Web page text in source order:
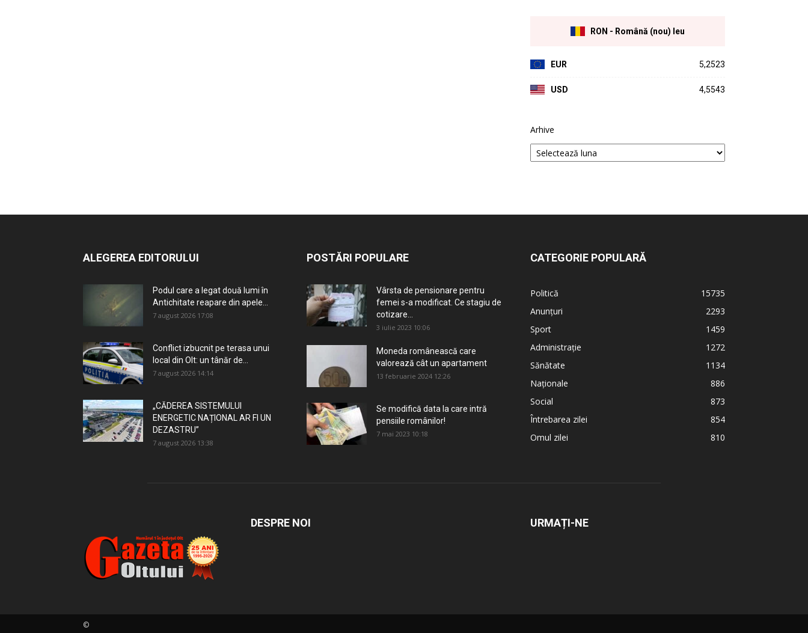
RON - Română (nou) leu
EUR 5,2523
USD 4,5543
Arhive
ALEGEREA EDITORULUI
Podul care a legat două lumi în
Antichitate reapare din apele...
7 august 2026 17:08
Conflict izbucnit pe terasa unui
local din Olt: un tânăr de...
7 august 2026 14:14
„CĂDEREA SISTEMULUI
ENERGETIC NAȚIONAL AR FI UN
DEZASTRU”
7 august 2026 13:38
POSTĂRI POPULARE
Vârsta de pensionare pentru
femei s-a modificat. Ce stagiu de
cotizare...
3 iulie 2023 10:06
Moneda românească care
valorează cât un apartament
13 februarie 2024 12:26
Se modifică data la care intră
pensiile românilor!
7 mai 2023 10:18
CATEGORIE POPULARĂ
Politică
15735
Anunțuri
2293
Sport
1459
Administrație
1272
Sănătate
1134
Naționale
886
Social
873
Întrebarea zilei
854
Omul zilei
810
DESPRE NOI URMAȚI-NE
©